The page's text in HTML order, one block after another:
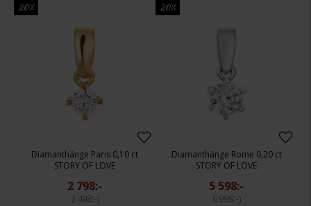
20%
Diamanthänge Paris 0,10 ct
STORY OF LOVE
2 798:-
3 498:-
20%
Diamanthänge Rome 0,20 ct
STORY OF LOVE
5 598:-
6 998:-